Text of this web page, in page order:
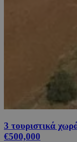
3 τουριστικά
€500,000